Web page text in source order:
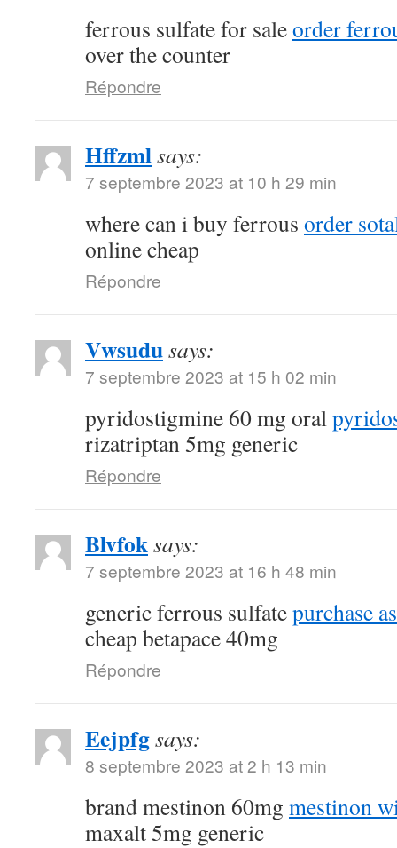
ferrous sulfate for saleorder
over the counter
Répondre
Hffzmlsays:
7 septembre 2023 at 10 h 29 min
where can i buy ferrous order
online cheap
Répondre
Vwsudusays:
7 septembre 2023 at 15 h 02 min
pyridostigmine 60 mg oral
rizatriptan 5mg generic
Répondre
Blvfoksays:
7 septembre 2023 at 16 h 48 min
generic ferrous sulfatepurchase
cheap betapace 40mg
Répondre
Eejpfgsays:
8 septembre 2023 at 2 h 13 min
brand mestinon 60mg mestinon
maxalt 5mg generic